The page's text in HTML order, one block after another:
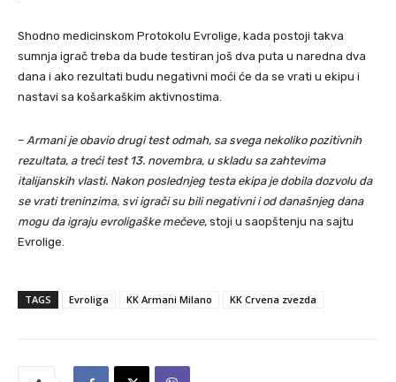
Shodno medicinskom Protokolu Evrolige, kada postoji takva
sumnja igrač treba da bude testiran još dva puta u naredna dva
dana i ako rezultati budu negativni moći će da se vrati u ekipu i
nastavi sa košarkaškim aktivnostima.
– Armani je obavio drugi test odmah, sa svega nekoliko pozitivnih
rezultata, a treći test 13. novembra, u skladu sa zahtevima
italijanskih vlasti. Nakon poslednjeg testa ekipa je dobila dozvolu da
se vrati treninzima, svi igrači su bili negativni i od današnjeg dana
mogu da igraju evroligaške mečeve, stoji u saopštenju na sajtu
Evrolige.
TAGS Evroliga KK Armani Milano KK Crvena zvezda